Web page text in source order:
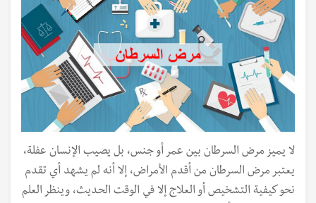
لا يميز مرض السرطان بين عمر أو جنس، بل يصيب الإنسان عفلة،
يعتبر مرض السرطان من أقدم الأمراض، إلا أنه لم يشهد أي تقدم
نحو كيفية التشخيص أو العلاج إلا في الوقت الحديث، وينظر العلم